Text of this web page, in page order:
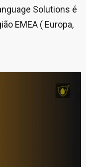
Solutions é
EMEA ( Europa,